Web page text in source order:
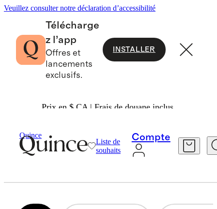
Veuillez consulter notre déclaration d’accessibilité
Télécharge
z l’app
Offres et
lancements
exclusifs.
INSTALLER
Prix en $ CA | Frais de douane inclus.
Quince
Liste de
souhaits
Compte
Toddler Backpacks And More
SACS À DOS POUR TOUT-PETITS ET
PLUS ENCORE